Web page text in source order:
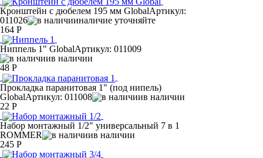
Кронштейн с дюбелем 195 мм GlobalАртикул:
011026
наличие уточняйте
164 Р
Ниппель 1" GlobalАртикул: 011009
в наличии
48 Р
Прокладка паранитовая 1" (под нипель)
GlobalАртикул: 011008
в наличии
22 Р
Набор монтажный 1/2" универсальный 7 в 1
ROMMER
в наличии
245 Р